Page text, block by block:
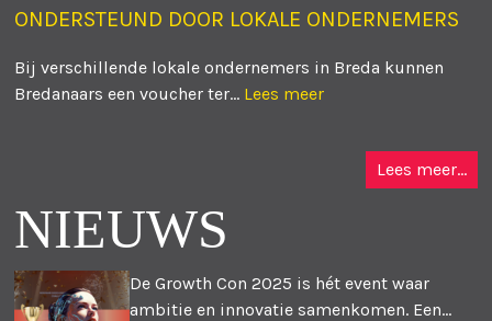
ONDERSTEUND DOOR LOKALE ONDERNEMERS
Bij verschillende lokale ondernemers in Breda kunnen
Bredanaars een voucher ter... Lees meer
Lees meer...
NIEUWS
De Growth Con 2025 is hét event waar
ambitie en innovatie samenkomen. Een...